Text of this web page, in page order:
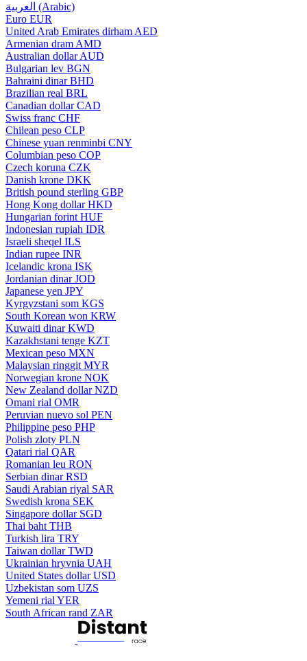
العربية (Arabic)
Euro EUR
United Arab Emirates dirham AED
Armenian dram AMD
Australian dollar AUD
Bulgarian lev BGN
Bahraini dinar BHD
Brazilian real BRL
Canadian dollar CAD
Swiss franc CHF
Chilean peso CLP
Chinese yuan renminbi CNY
Columbian peso COP
Czech koruna CZK
Danish krone DKK
British pound sterling GBP
Hong Kong dollar HKD
Hungarian forint HUF
Indonesian rupiah IDR
Israeli sheqel ILS
Indian rupee INR
Icelandic krona ISK
Jordanian dinar JOD
Japanese yen JPY
Kyrgyzstani som KGS
South Korean won KRW
Kuwaiti dinar KWD
Kazakhstani tenge KZT
Mexican peso MXN
Malaysian ringgit MYR
Norwegian krone NOK
New Zealand dollar NZD
Omani rial OMR
Peruvian nuevo sol PEN
Philippine peso PHP
Polish zloty PLN
Qatari rial QAR
Romanian leu RON
Serbian dinar RSD
Saudi Arabian riyal SAR
Swedish krona SEK
Singapore dollar SGD
Thai baht THB
Turkish lira TRY
Taiwan dollar TWD
Ukrainian hryvnia UAH
United States dollar USD
Uzbekistan som UZS
Yemeni rial YER
South African rand ZAR